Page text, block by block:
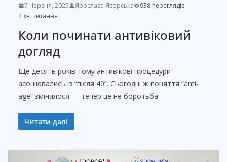
7 Червня, 2025 Ярослава Яворська
938 переглядів
2 хв. читання
Коли починати антивіковий
догляд
Ще десять років тому антивікові процедури
асоціювались із “після 40”. Сьогодні ж поняття “anti-
age” змінилося — тепер це не боротьба
Читати далі